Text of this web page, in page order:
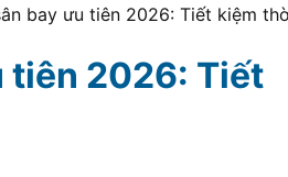
Nhà quản lý
Visa New Zealand
bay ưu tiên 2026: Tiết kiệm
tiên 2026: Tiết